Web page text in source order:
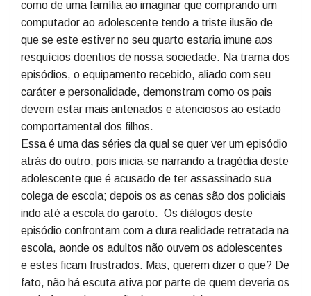
familiares!
O comportamento de um menino de apenas treze
anos, não sabedor em conter seus impulsos, bem
como de uma família ao imaginar que comprando um
computador ao adolescente tendo a triste ilusão de
que se este estiver no seu quarto estaria imune aos
resquícios doentios de nossa sociedade. Na trama dos
episódios, o equipamento recebido, aliado com seu
caráter e personalidade, demonstram como os pais
devem estar mais antenados e atenciosos ao estado
comportamental dos filhos.
Essa é uma das séries da qual se quer ver um episódio
atrás do outro, pois inicia-se narrando a tragédia deste
adolescente que é acusado de ter assassinado sua
colega de escola; depois os as cenas são dos policiais
indo até a escola do garoto. Os diálogos deste
episódio confrontam com a dura realidade retratada na